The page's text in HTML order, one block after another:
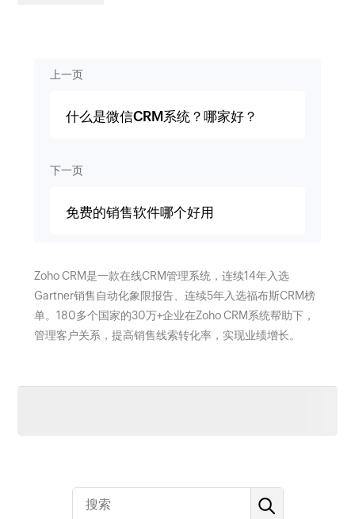
上一页
什么是微信CRM系统？哪家好？
下一页
免费的销售软件哪个好用
Zoho CRM是一款在线CRM管理系统，连续14年入选
Gartner销售自动化象限报告、连续5年入选福布斯CRM榜
单。180多个国家的30万+企业在Zoho CRM系统帮助下，
管理客户关系，提高销售线索转化率，实现业绩增长。